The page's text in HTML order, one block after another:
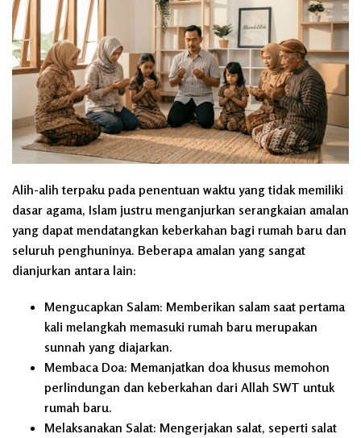
Alih-alih terpaku pada penentuan waktu yang tidak memiliki
dasar agama, Islam justru menganjurkan serangkaian amalan
yang dapat mendatangkan keberkahan bagi rumah baru dan
seluruh penghuninya. Beberapa amalan yang sangat
dianjurkan antara lain:
Mengucapkan Salam: Memberikan salam saat pertama
kali melangkah memasuki rumah baru merupakan
sunnah yang diajarkan.
Membaca Doa: Memanjatkan doa khusus memohon
perlindungan dan keberkahan dari Allah SWT untuk
rumah baru.
Melaksanakan Salat: Mengerjakan salat, seperti salat